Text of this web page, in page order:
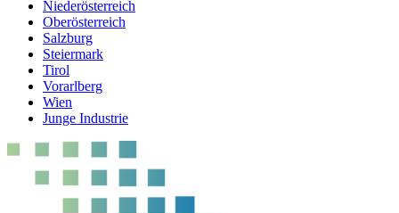
Niederösterreich
Oberösterreich
Salzburg
Steiermark
Tirol
Vorarlberg
Wien
Junge Industrie